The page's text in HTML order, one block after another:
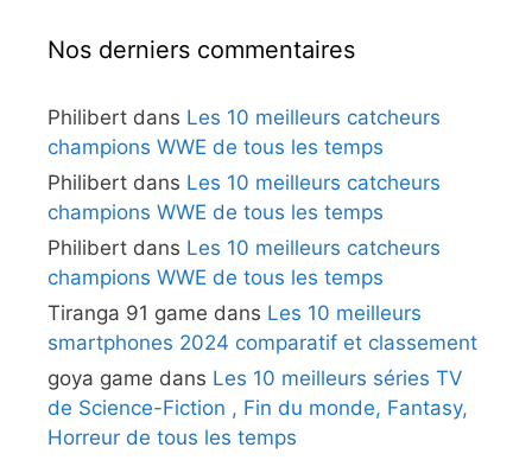
Nos derniers commentaires
Philibert dans Les 10 meilleurs catcheurs
champions WWE de tous les temps
Philibert dans Les 10 meilleurs catcheurs
champions WWE de tous les temps
Philibert dans Les 10 meilleurs catcheurs
champions WWE de tous les temps
Tiranga 91 game dans Les 10 meilleurs
smartphones 2024 comparatif et classement
goya game dans Les 10 meilleurs séries TV
de Science-Fiction , Fin du monde, Fantasy,
Horreur de tous les temps